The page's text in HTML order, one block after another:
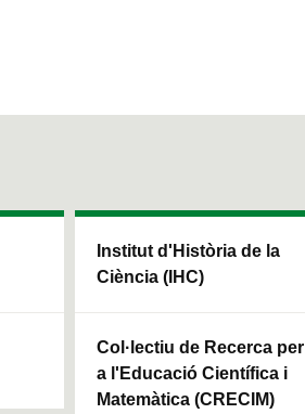
Institut d'Història de la
Ciència (IHC)
Col·lectiu de Recerca per
a l'Educació Científica i
Matemàtica (CRECIM)